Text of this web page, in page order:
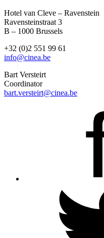
Hotel van Cleve – Ravenstein
Ravensteinstraat 3
B – 1000 Brussels
+32 (0)2 551 99 61
info@cinea.be
Bart Versteirt
Coordinator
bart.versteirt@cinea.be